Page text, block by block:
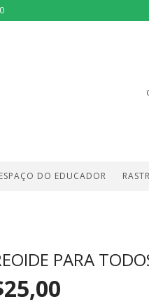
ESPAÇO DO EDUCADOR
PARA